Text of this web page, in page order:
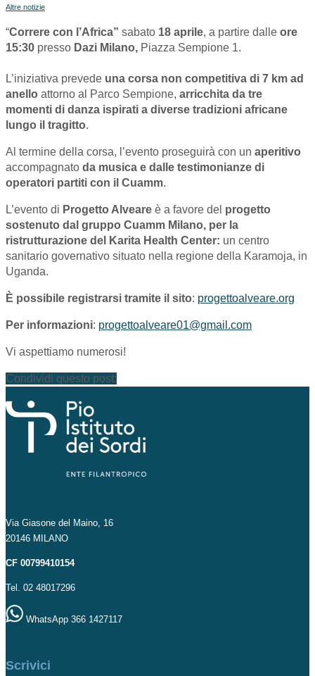
Altre notizie
“Correre con l’Africa” sabato 18 aprile, a partire dalle ore
15:30 presso Dazi Milano, Piazza Sempione 1.
L’iniziativa prevede una corsa non competitiva di 7 km ad
anello attorno al Parco Sempione, arricchita da tre
momenti di danza ispirati a diverse tradizioni africane
lungo il tragitto.
Al termine della corsa, l’evento proseguirà con un aperitivo
accompagnato da musica e dalle testimonianze di
operatori partiti con il Cuamm.
L’evento di Progetto Alveare è a favore del progetto
sostenuto dal gruppo Cuamm Milano, per la
ristrutturazione del Karita Health Center: un centro
sanitario governativo situato nella regione della Karamoja, in
Uganda.
È possibile registrarsi tramite il sito: progettoalveare.org
Per informazioni: progettoalveare01@gmail.com
Vi aspettiamo numerosi!
Condividi questo post:
Via Giasone del Maino, 16
20146 MILANO
CF 00799410154
Tel. 02 48017296
WhatsApp 366 1427117
Scrivici